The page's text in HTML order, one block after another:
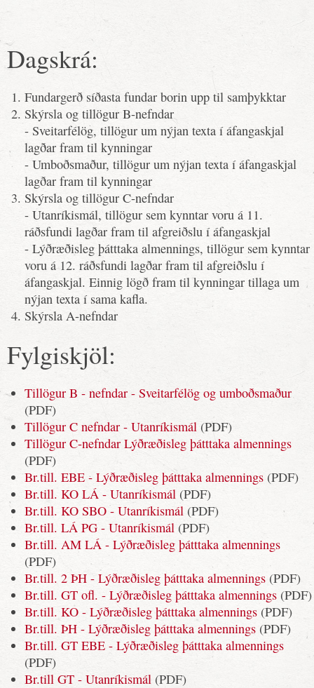
Dagskrá:
Fundargerð síðasta fundar borin upp til samþykktar
Skýrsla og tillögur B-nefndar
- Sveitarfélög, tillögur um nýjan texta í áfangaskjal
lagðar fram til kynningar
- Umboðsmaður, tillögur um nýjan texta í áfangaskjal
lagðar fram til kynningar
Skýrsla og tillögur C-nefndar
- Utanríkismál, tillögur sem kynntar voru á 11.
ráðsfundi lagðar fram til afgreiðslu í áfangaskjal
- Lýðræðisleg þátttaka almennings, tillögur sem kynntar
voru á 12. ráðsfundi lagðar fram til afgreiðslu í
áfangaskjal. Einnig lögð fram til kynningar tillaga um
nýjan texta í sama kafla.
Skýrsla A-nefndar
Fylgiskjöl:
Tillögur B - nefndar - Sveitarfélög og umboðsmaður
(PDF)
Tillögur C nefndar - Utanríkismál (PDF)
Tillögur C-nefndar Lýðræðisleg þátttaka almennings
(PDF)
Br.till. EBE - Lýðræðisleg þátttaka almennings (PDF)
Br.till. KO LÁ - Utanríkismál (PDF)
Br.till. KO SBO - Utanríkismál (PDF)
Br.till. LÁ PG - Utanríkismál (PDF)
Br.till. AM LÁ - Lýðræðisleg þátttaka almennings
(PDF)
Br.till. 2 ÞH - Lýðræðisleg þátttaka almennings (PDF)
Br.till. GT ofl. - Lýðræðisleg þátttaka almennings (PDF)
Br.till. KO - Lýðræðisleg þátttaka almennings (PDF)
Br.till. ÞH - Lýðræðisleg þátttaka almennings (PDF)
Br.till. GT EBE - Lýðræðisleg þátttaka almennings
(PDF)
Br.till GT - Utanríkismál (PDF)